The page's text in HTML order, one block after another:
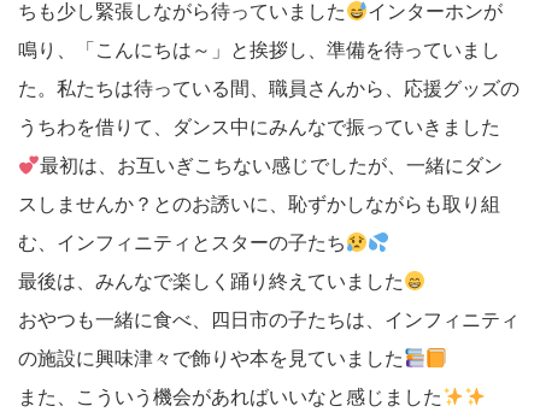
ちも少し緊張しながら待っていました
インターホンが
鳴り、「こんにちは～」と挨拶し、準備を待っていまし
た。私たちは待っている間、職員さんから、応援グッズの
うちわを借りて、ダンス中にみんなで振っていきました
最初は、お互いぎこちない感じでしたが、一緒にダン
スしませんか？とのお誘いに、恥ずかしながらも取り組
む、インフィニティとスターの子たち
最後は、みんなで楽しく踊り終えていました
おやつも一緒に食べ、四日市の子たちは、インフィニティ
の施設に興味津々で飾りや本を見ていました
また、こういう機会があればいいなと感じました